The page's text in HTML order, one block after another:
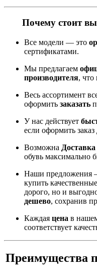
Почему стоит
Все модели — это
сертификатами.
Мы предлагаем
производителя, что
Весь ассортимент
оформить заказать
У нас действует
если оформить
Возможна Доставка
обувь максимально
Наши предложения
купить
дорого, но и
дешево, сохранив
Каждая цена в
соответствует
Преимущества